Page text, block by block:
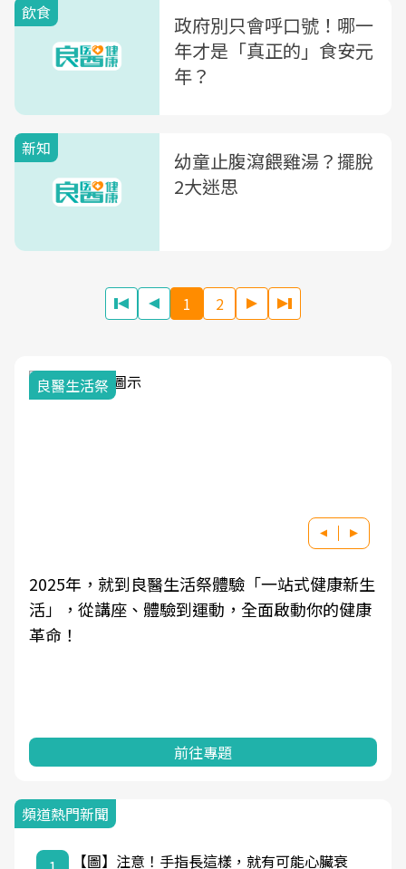
飲食
政府別只會呼口號！哪一
年才是「真正的」食安元
年？
新知
幼童止腹瀉餵雞湯？擺脫
2大迷思
1 2
我與健康韌性的距離
良醫健康網從「換季的身體變化」出發，透過醫
學觀點與日常感受的對話，建立對亞健康的認
知，進而引導實際的改善行動。
前往專題
頻道熱門新聞
【圖】注意！手指長這樣，就有可能心臟衰